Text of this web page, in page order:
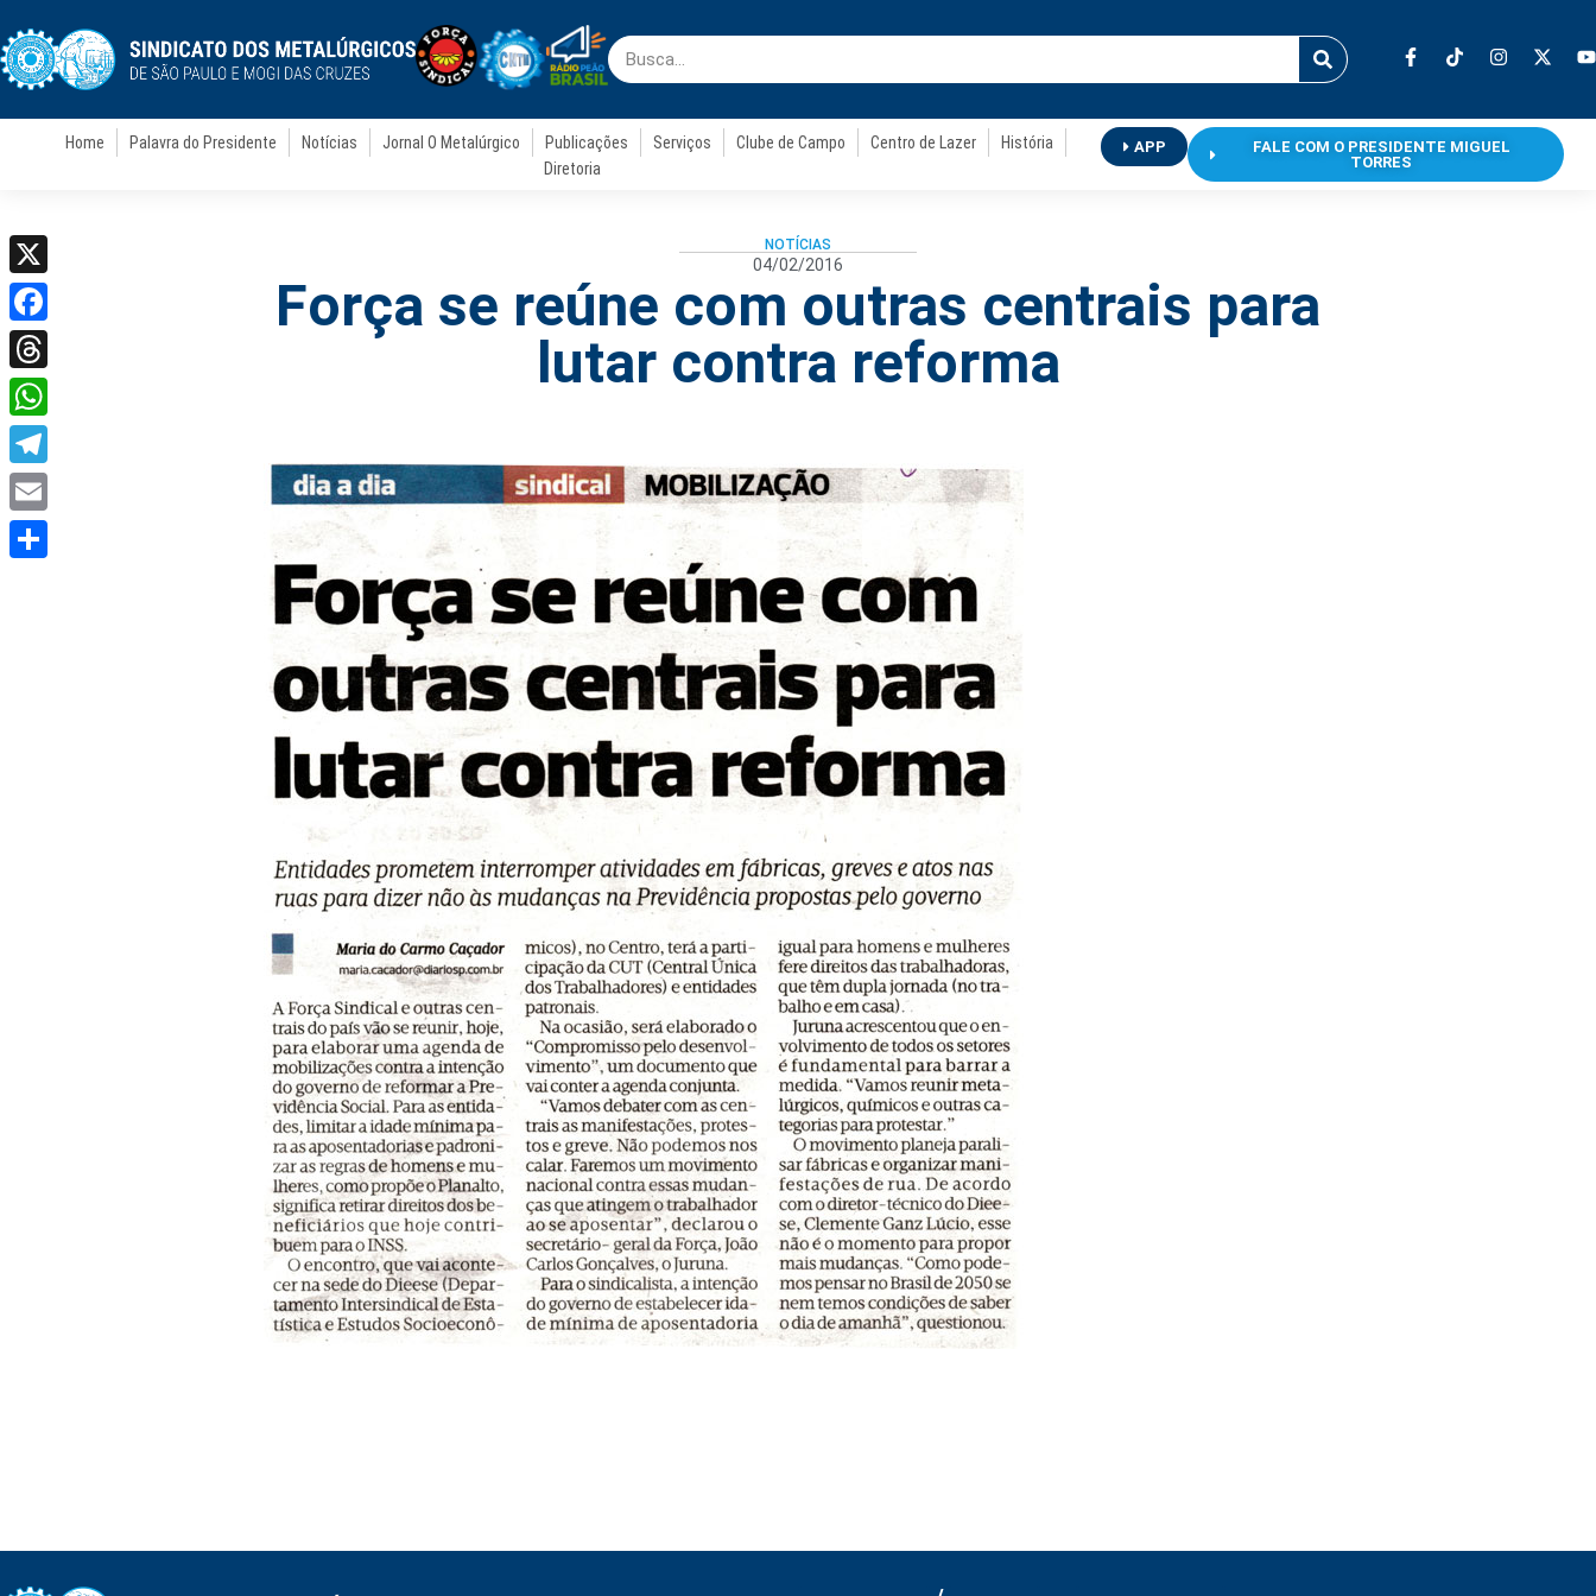
Home Palavra do Presidente Notícias Jornal O Metalúrgico Publicações Serviços Clube de Campo Centro de Lazer
História
Diretoria
APP
FALE COM O PRESIDENTE MIGUEL
TORRES
NOTÍCIAS
04/02/2016
Força se reúne com outras centrais para
lutar contra reforma
X
Facebook
Threads
WhatsApp
Telegram
Email